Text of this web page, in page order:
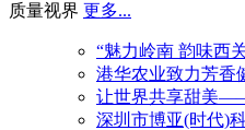
质量视界 更多...
“魅力岭南 韵味西
港华农业致力芳香
让世界共享甜美
深圳市博亚(时代)